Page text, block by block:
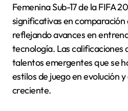
Femenina Sub-17 de la FIFA
significativas en
reflejando avances en
tecnología. Las calificaciones
talentos emergentes que se
estilos de juego en evolución
creciente.